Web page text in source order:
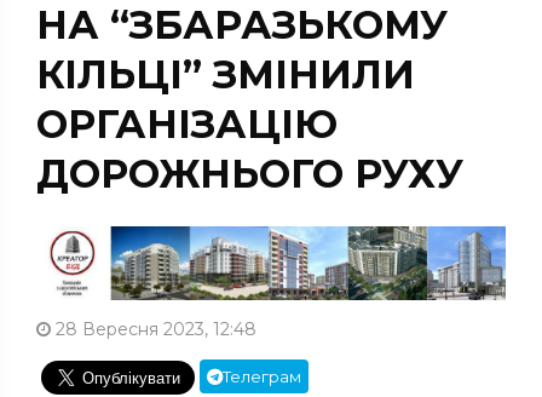
НА “ЗБАРАЗЬКОМУ
КІЛЬЦІ” ЗМІНИЛИ
ОРГАНІЗАЦІЮ
ДОРОЖНЬОГО РУХУ
28 Вересня 2023, 12:48
Телеграм